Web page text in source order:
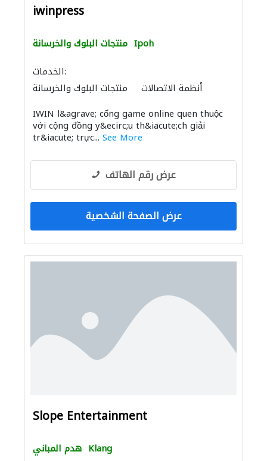
iwinpress
منتجات البلوك والخرسانة Ipoh
الخدمات:
منتجات البلوك والخرسانة
أنظمة الاتصالات
IWIN l&agrave; cổng game online quen thuộc
với cộng đồng y&ecirc;u th&iacute;ch giải
tr&iacute; trực... See More
عرض رقم الهاتف
عرض الصفحة الشخصية
Slope Entertainment
هدم المباني Klang